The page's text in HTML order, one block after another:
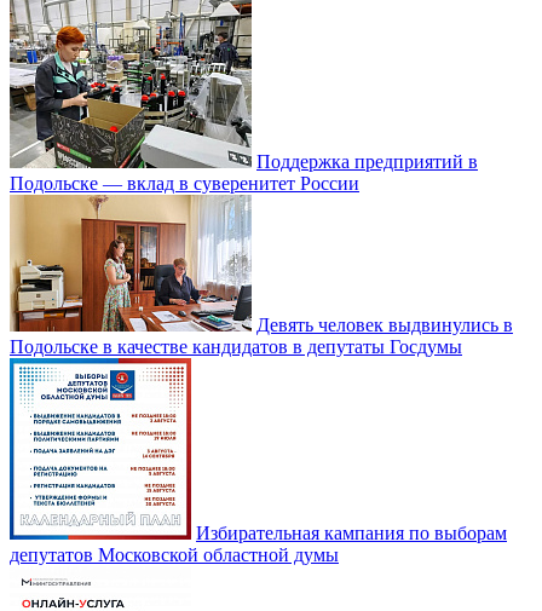
Поддержка предприятий в
Подольске — вклад в суверенитет России
Девять человек выдвинулись в
Подольске в качестве кандидатов в депутаты Госдумы
Избирательная кампания по выборам
депутатов Московской областной думы